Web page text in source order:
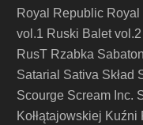
Royal Republic Royal
vol.1 Ruski Balet vol.2
RusT Rzabka Sabaton
Satarial Sativa Skład
Scourge Scream Inc.
Kołłątajowskiej